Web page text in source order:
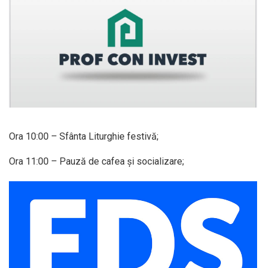
Ora 10:00 – Sfânta Liturghie festivă;
Ora 11:00 – Pauză de cafea și socializare;